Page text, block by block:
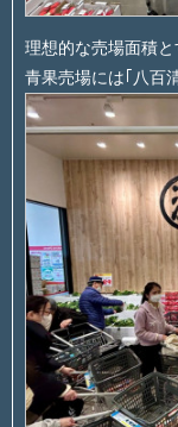
理想的な売場面積と
青果売場には｢八百